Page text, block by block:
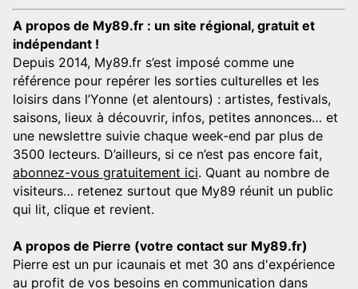
A propos de My89.fr : un site régional, gratuit et
indépendant !
Depuis 2014, My89.fr s’est imposé comme une
référence pour repérer les sorties culturelles et les
loisirs dans l’Yonne (et alentours) : artistes, festivals,
saisons, lieux à découvrir, infos, petites annonces… et
une newslettre suivie chaque week-end par plus de
3500 lecteurs. D’ailleurs, si ce n’est pas encore fait,
abonnez-vous gratuitement ici. Quant au nombre de
visiteurs… retenez surtout que My89 réunit un public
qui lit, clique et revient.
A propos de Pierre (votre contact sur My89.fr)
Pierre est un pur icaunais et met 30 ans d'expérience
au profit de vos besoins en communication dans